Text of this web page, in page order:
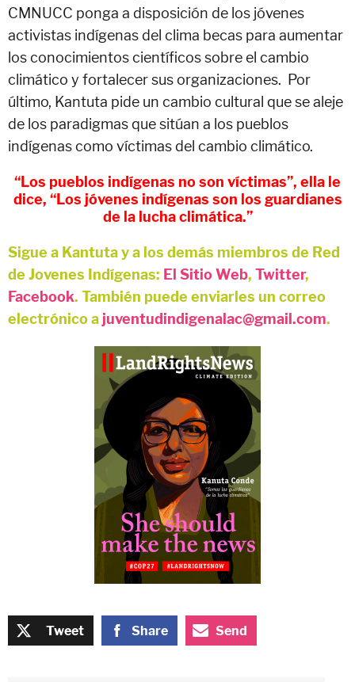
CMNUCC ponga a disposición de los jóvenes
activistas indígenas del clima becas para aumentar
los conocimientos científicos sobre el cambio
climático y fortalecer sus organizaciones. Por
último, Kantuta pide un cambio cultural que se aleje
de los paradigmas que sitúan a los pueblos
indígenas como víctimas del cambio climático.
“Los pueblos indígenas no son víctimas”, ella le
dice, “Los jóvenes indígenas son los guardianes
de la lucha climática.”
Sigue a Kantuta y a los demás miembros de Red
de Jovenes Indígenas: El Sitio Web, Twitter,
Facebook. También puede enviarles un correo
electrónico a juventudindigenalac@gmail.com.
Tweet Share Send